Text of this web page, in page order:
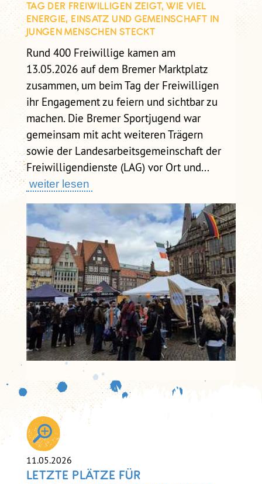
TAG DER FREIWILLIGEN ZEIGT, WIE VIEL
ENERGIE, EINSATZ UND GEMEINSCHAFT IN
JUNGEN MENSCHEN STECKT
Rund 400 Freiwillige kamen am
13.05.2026 auf dem Bremer Marktplatz
zusammen, um beim Tag der Freiwilligen
ihr Engagement zu feiern und sichtbar zu
machen. Die Bremer Sportjugend war
gemeinsam mit acht weiteren Trägern
sowie der Landesarbeitsgemeinschaft der
Freiwilligendienste (LAG) vor Ort und...
weiter lesen
11.05.2026
LETZTE PLÄTZE FÜR